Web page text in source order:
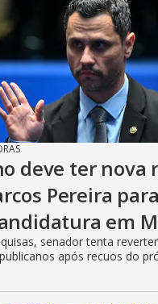
deve ter nova
Pereira
em
senador tenta
após recuos do